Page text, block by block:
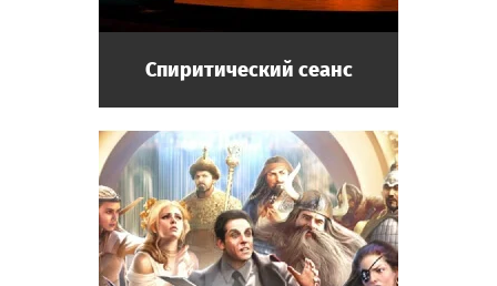
Спиритический сеанс